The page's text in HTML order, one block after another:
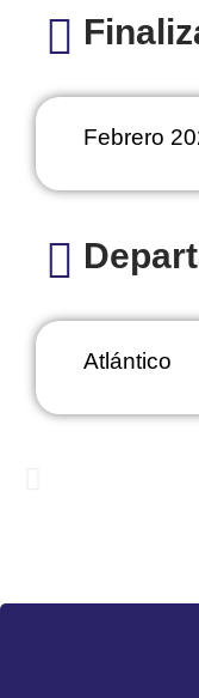
Febrero
Atlántico